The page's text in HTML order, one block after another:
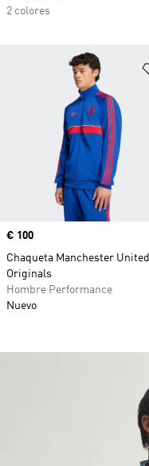
2 colores
Precio
€ 100
Chaqueta Manchester United
Originals
Hombre Performance
Nuevo